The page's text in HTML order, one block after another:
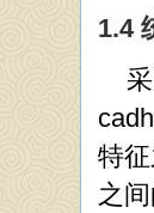
1.4
特
之